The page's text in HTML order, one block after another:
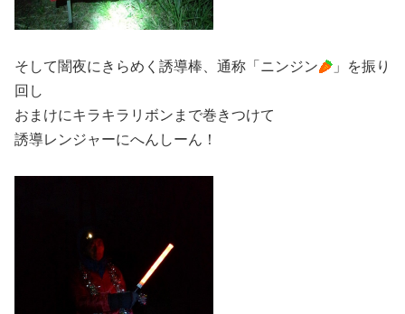
そして闇夜にきらめく誘導棒、通称「ニンジン
」を振り
回し
おまけにキラキラリボンまで巻きつけて
誘導レンジャーにへんしーん！